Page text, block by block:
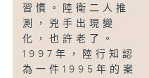
習慣。陸衛二人推
測，兇手出現變
化，也許老了。
1997年，陸行知認
為一件1995年的案